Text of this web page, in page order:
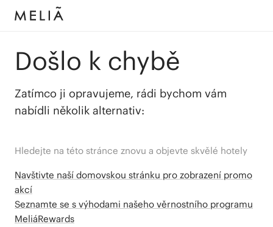
Došlo k chybě
Zatímco ji opravujeme, rádi bychom vám
nabídli několik alternativ:
Hledejte na této stránce znovu a objevte skvělé hotely
Navštivte naší domovskou stránku pro zobrazení promo
akcí
Seznamte se s výhodami našeho věrnostního programu
MeliáRewards